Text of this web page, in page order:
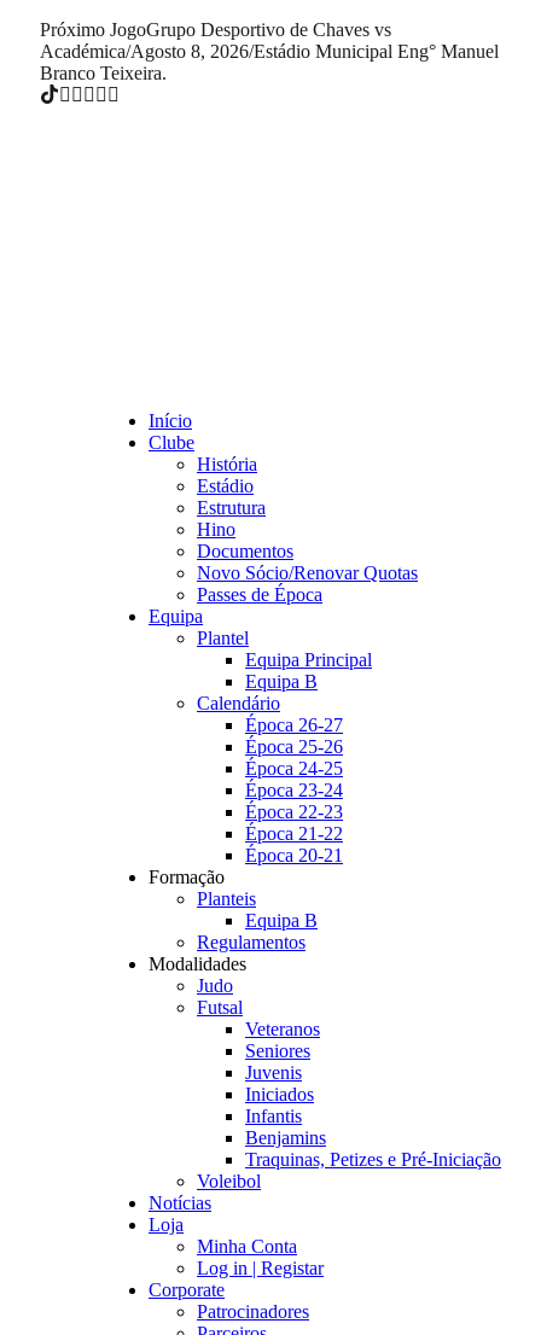
Próximo JogoGrupo Desportivo de Chaves vs
Académica/Agosto 8, 2026/Estádio Municipal Eng° Manuel
Branco Teixeira.
Início
Clube
História
Estádio
Estrutura
Hino
Documentos
Novo Sócio/Renovar Quotas
Passes de Época
Equipa
Plantel
Equipa Principal
Equipa B
Calendário
Época 26-27
Época 25-26
Época 24-25
Época 23-24
Época 22-23
Época 21-22
Época 20-21
Formação
Planteis
Equipa B
Regulamentos
Modalidades
Judo
Futsal
Veteranos
Seniores
Juvenis
Iniciados
Infantis
Benjamins
Traquinas, Petizes e Pré-Iniciação
Voleibol
Notícias
Loja
Minha Conta
Log in | Registar
Corporate
Patrocinadores